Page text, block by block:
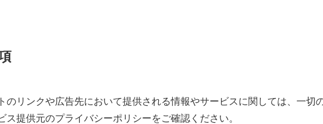
のリンクや広告先において提供される情報やサービスに関しては、一切
ス提供元のプライバシーポリシーをご確認ください。